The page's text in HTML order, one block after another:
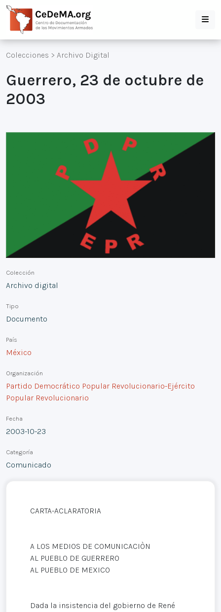
Colecciones > Archivo Digital
Guerrero, 23 de octubre de
2003
Colección
Archivo digital
Tipo
Documento
País
México
Organización
Partido Democrático Popular Revolucionario-Ejército
Popular Revolucionario
Fecha
2003-10-23
Categoría
Comunicado
CARTA-ACLARATORIA
A LOS MEDIOS DE COMUNICACIÒN
AL PUEBLO DE GUERRERO
AL PUEBLO DE MEXICO
Dada la insistencia del gobierno de René